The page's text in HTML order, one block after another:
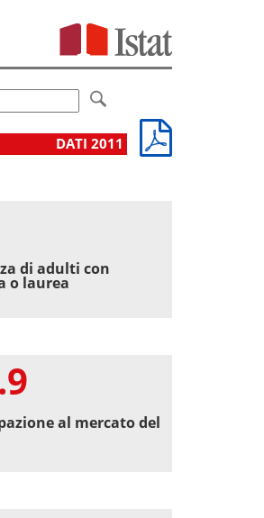
DATI 2011
di adulti con
o laurea
al mercato del